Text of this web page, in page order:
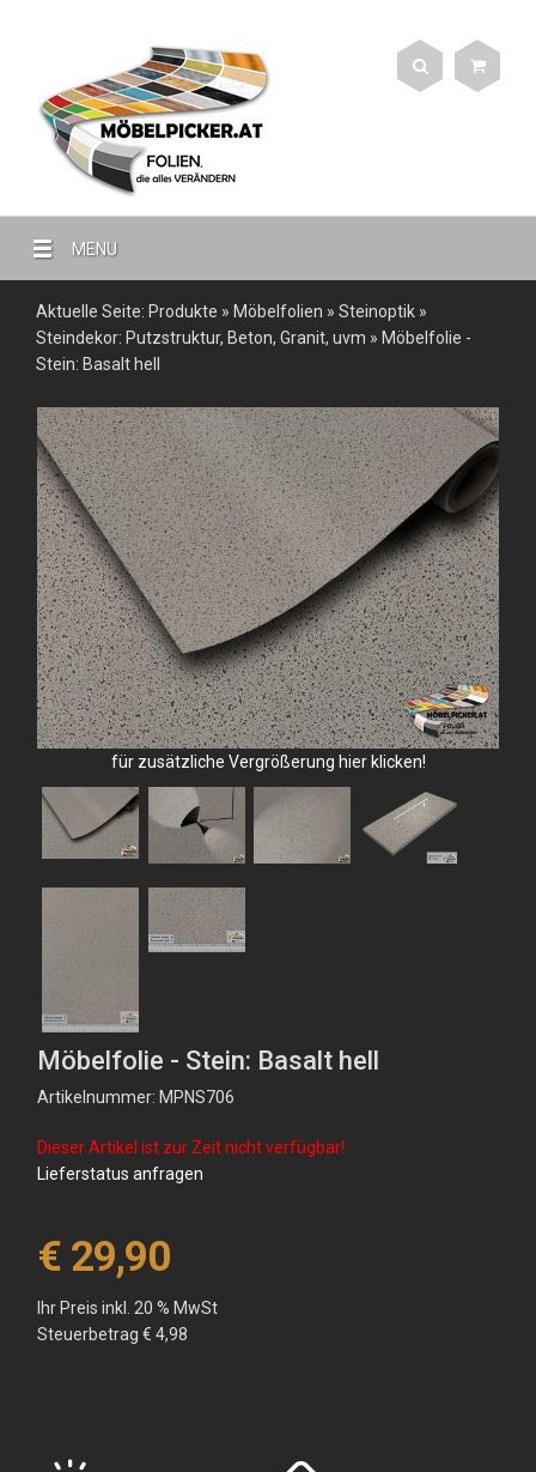
MENU
Aktuelle Seite: Produkte » Möbelfolien » Steinoptik »
Steindekor: Putzstruktur, Beton, Granit, uvm » Möbelfolie -
Stein: Basalt hell
für zusätzliche Vergrößerung hier klicken!
Möbelfolie - Stein: Basalt hell
Artikelnummer: MPNS706
Dieser Artikel ist zur Zeit nicht verfügbar!
Lieferstatus anfragen
€ 29,90
Ihr Preis inkl. 20 % MwSt
Steuerbetrag€ 4,98